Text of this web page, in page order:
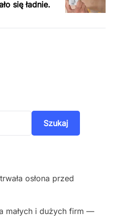
się ładnie.
Szukaj
osłona przed
małych i dużych firm —